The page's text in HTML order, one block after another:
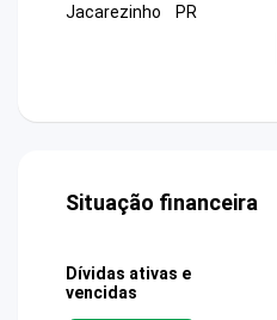
Jacarezinho
PR
Situação financeira
Dívidas ativas e
vencidas